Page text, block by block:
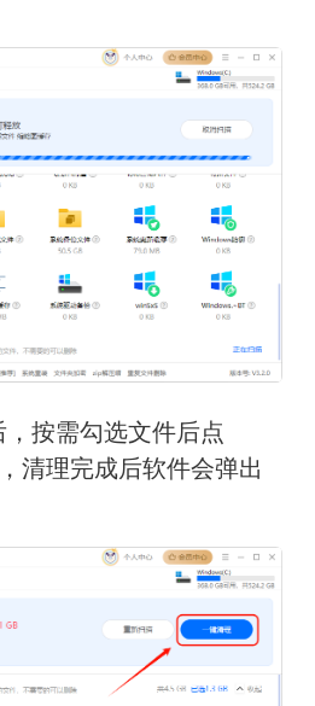
，按需勾选文件后点
清理完成后软件会弹出